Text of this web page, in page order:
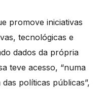
promove iniciativas
tecnológicas e
dados da própria
teve acesso, “numa
políticas públicas”,